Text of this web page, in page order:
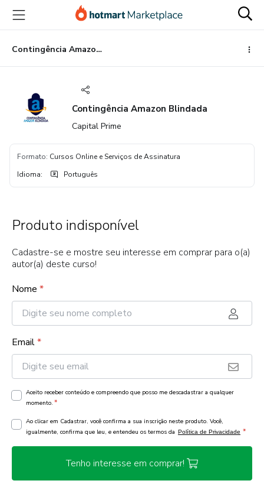
para
conteúdo
principal
para
pagamento
para
rodapé
Contingência Amazon Blindada
Contingência Amazon Blindada
Capital Prime
Formato: Cursos Online e Serviços de Assinatura
Idioma: Português
Produto indisponível
Cadastre-se e mostre seu interesse em comprar para o(a)
autor(a) deste curso!
Nome *
Email*
Aceito receber conteúdo e compreendo que posso me descadastrar a qualquer
momento. *
Ao clicar em Cadastrar, você confirma a sua inscrição neste produto. Você,
igualmente, confirma que leu, e entendeu os termos da Política de Privacidade *
Tenho interesse em comprar!